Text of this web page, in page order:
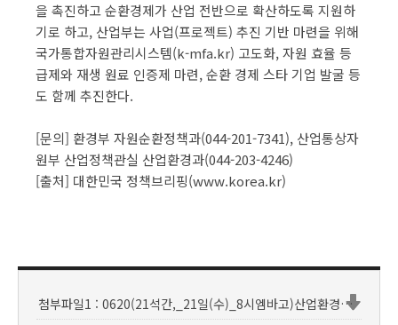
을 촉진하고 순환경제가 산업 전반으로 확산하도록 지원하
기로 하고, 산업부는 사업(프로젝트) 추진 기반 마련을 위해
국가통합자원관리시스템(k-mfa.kr) 고도화, 자원 효율 등
급제와 재생 원료 인증제 마련, 순환 경제 스타 기업 발굴 등
도 함께 추진한다.
[문의] 환경부 자원순환정책과(044-201-7341), 산업통상자
원부 산업정책관실 산업환경과(044-203-4246)
[출처] 대한민국 정책브리핑(www.korea.kr)
첨부파일1 : 0620(21석간,_21일(수)_8시엠바고)산업환경과,_산업별_순환_경제_선도_사업(프로젝트)_추진.hwpx